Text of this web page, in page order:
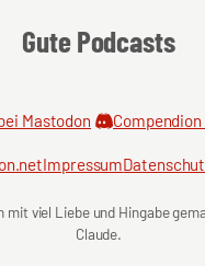
Gute Podcasts
Mastodon
Impressum
mit viel Liebe und Hingabe
Claude.